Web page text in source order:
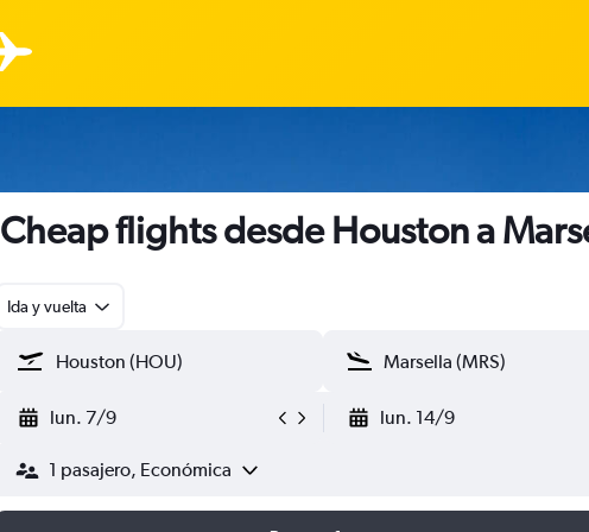
Cheap flights desde Houston a
Ida y vuelta
lun. 7/9 lun. 14/9
1 pasajero, Económica